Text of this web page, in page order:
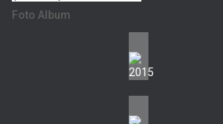
Foto Album